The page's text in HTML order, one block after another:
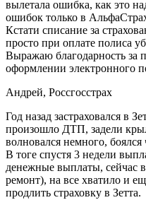
вылетала ошибка, как это
ошибок только в
Кстати списание за
просто при оплате полиса
Выражаю благодарность за
оформлении электронного
Андрей, Россгосстрах
Год назад застраховался в
произошло ДТП, задели
волновался немного,
В тоге спустя 3 недели
денежные выплаты, сейчас
ремонт), на все хватило и
продлить страховку в Зетта.